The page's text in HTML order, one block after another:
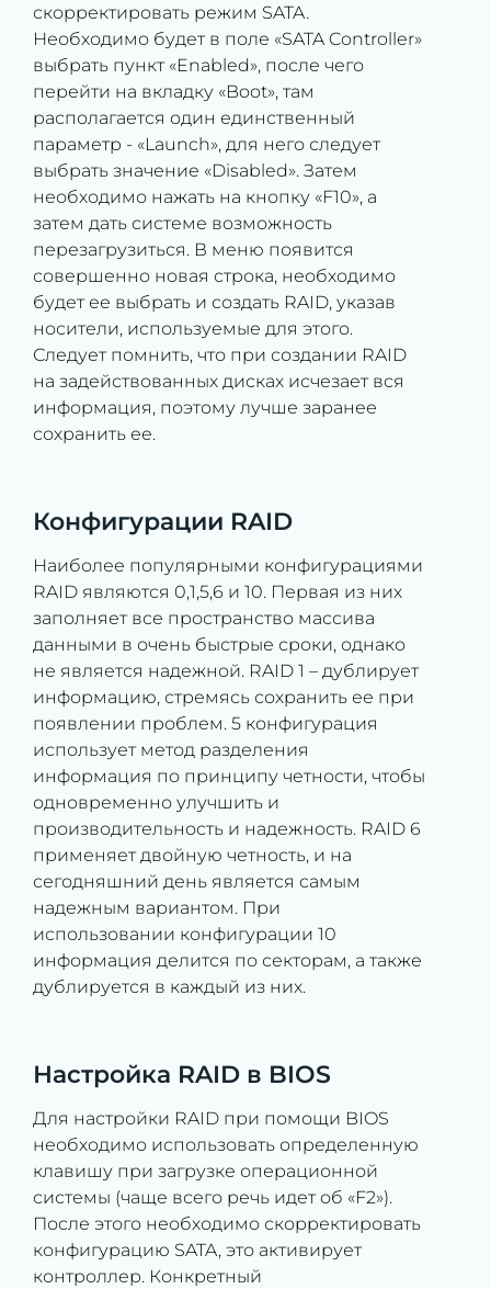
скорректировать режим SATA.
Необходимо будет в поле «SATA Controller»
выбрать пункт «Enabled», после чего
перейти на вкладку «Boot», там
располагается один единственный
параметр - «Launch», для него следует
выбрать значение «Disabled». Затем
необходимо нажать на кнопку «F10», а
затем дать системе возможность
перезагрузиться. В меню появится
совершенно новая строка, необходимо
будет ее выбрать и создать RAID, указав
носители, используемые для этого.
Следует помнить, что при создании RAID
на задействованных дисках исчезает вся
информация, поэтому лучше заранее
сохранить ее.
Конфигурации RAID
Наиболее популярными конфигурациями
RAID являются 0,1,5,6 и 10. Первая из них
заполняет все пространство массива
данными в очень быстрые сроки, однако
не является надежной. RAID 1 – дублирует
информацию, стремясь сохранить ее при
появлении проблем. 5 конфигурация
использует метод разделения
информация по принципу четности, чтобы
одновременно улучшить и
производительность и надежность. RAID 6
применяет двойную четность, и на
сегодняшний день является самым
надежным вариантом. При
использовании конфигурации 10
информация делится по секторам, а также
дублируется в каждый из них.
Настройка RAID в BIOS
Для настройки RAID при помощи BIOS
необходимо использовать определенную
клавишу при загрузке операционной
системы (чаще всего речь идет об «F2»).
После этого необходимо скорректировать
конфигурацию SATA, это активирует
контроллер. Конкретный